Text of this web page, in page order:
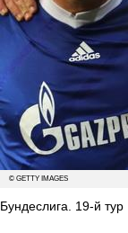
© GETTY IMAGES
Бундеслига. 19-й тур